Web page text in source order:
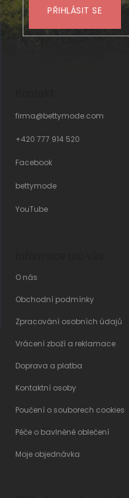
PŘIHLÁSIT SE
firma@bettymode.com
+420 777 914 520
Facebook
bettymode
YouTube
O nás
Obchodní podmínky
Zpracování osobních údajů
Vrácení zboží a reklamace
Doprava a platba
Kontaktní osoby
Poučení o souborech cookies
Péče o bavlněné oblečení
Moje objednávka